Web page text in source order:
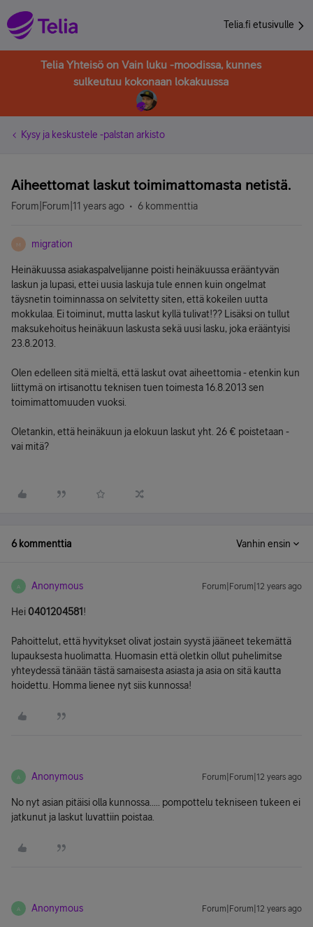
Telia.fi etusivulle
Telia Yhteisö on Vain luku -moodissa, kunnes
sulkeutuu kokonaan lokakuussa
Kysy ja keskustele -palstan arkisto
Aiheettomat laskut toimimattomasta netistä.
Forum|Forum|11 years ago 6 kommenttia
M migration
Heinäkuussa asiakaspalvelijanne poisti heinäkuussa erääntyvän
laskun ja lupasi, ettei uusia laskuja tule ennen kuin ongelmat
täysnetin toiminnassa on selvitetty siten, että kokeilen uutta
mokkulaa. Ei toiminut, mutta laskut kyllä tulivat!?? Lisäksi on tullut
maksukehoitus heinäkuun laskusta sekä uusi lasku, joka erääntyisi
23.8.2013.
Olen edelleen sitä mieltä, että laskut ovat aiheettomia - etenkin kun
liittymä on irtisanottu teknisen tuen toimesta 16.8.2013 sen
toimimattomuuden vuoksi.
Oletankin, että heinäkuun ja elokuun laskut yht. 26 € poistetaan -
vai mitä?
6 kommenttia Vanhin ensin
A Anonymous Forum|Forum|12 years ago
Hei 0401204581 !
Pahoittelut, että hyvitykset olivat jostain syystä jääneet tekemättä
lupauksesta huolimatta. Huomasin että oletkin ollut puhelimitse
yhteydessä tänään tästä samaisesta asiasta ja asia on sitä kautta
hoidettu. Homma lienee nyt siis kunnossa!
A Anonymous Forum|Forum|12 years ago
No nyt asian pitäisi olla kunnossa..... pompottelu tekniseen tukeen ei
jatkunut ja laskut luvattiin poistaa.
A Anonymous Forum|Forum|12 years ago